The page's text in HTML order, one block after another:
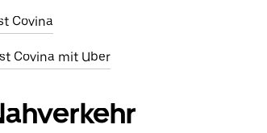
Covina
Covina mit Uber